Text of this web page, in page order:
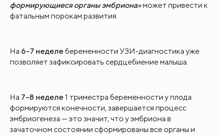
формирующиеся органы эмбриона»может привести к
фатальным порокам развития.
На 6-7 неделе беременности УЗИ-диагностика уже
позволяет зафиксировать сердцебиение малыша.
На 7-8 неделе 1 триместра беременности у плода
формируются конечности, завершается процесс
эмбриогенеза — это значит, что у эмбриона в
зачаточном состоянии сформированы все органы и